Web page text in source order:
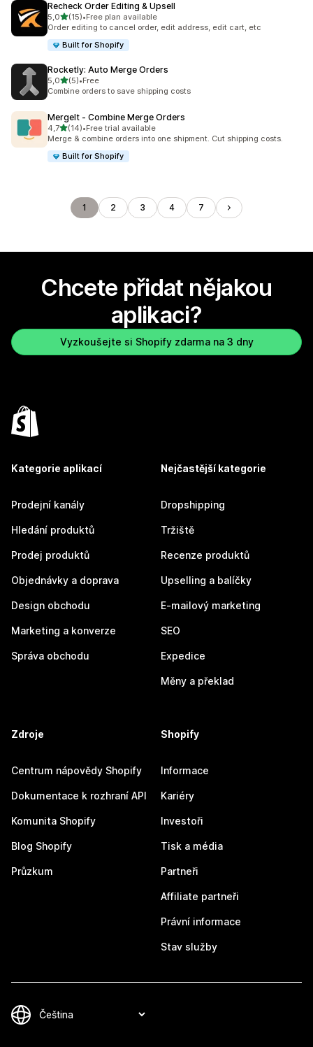
Recheck Order Editing & Upsell
5,0z 5 hvězd
(15)
Celkový počet recenzí: 15
•Free plan available
Order editing to cancel order, edit address, edit cart, etc
Built for Shopify
Rocketly: Auto Merge Orders
5,0z 5 hvězd
(5)
Celkový počet recenzí: 5
•Free
Combine orders to save shipping costs
MergeIt ‑ Combine Merge Orders
4,7z 5 hvězd
(14)
Celkový počet recenzí: 14
•Free trial available
Merge & combine orders into one shipment. Cut shipping costs.
Built for Shopify
1 2 3 4 7
Chcete přidat nějakou
aplikaci?
Vyzkoušejte si Shopify zdarma na 3 dny
Kategorie aplikací
Prodejní kanály
Hledání produktů
Prodej produktů
Objednávky a doprava
Design obchodu
Marketing a konverze
Správa obchodu
Nejčastější kategorie
Dropshipping
Tržiště
Recenze produktů
Upselling a balíčky
E-mailový marketing
SEO
Expedice
Měny a překlad
Zdroje
Centrum nápovědy Shopify
Dokumentace k rozhraní API
Komunita Shopify
Blog Shopify
Průzkum
Shopify
Informace
Kariéry
Investoři
Tisk a média
Partneři
Affiliate partneři
Právní informace
Stav služby